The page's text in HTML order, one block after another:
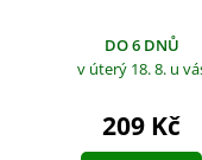
DO 6 DNŮ
v úterý 18. 8. u
209 Kč